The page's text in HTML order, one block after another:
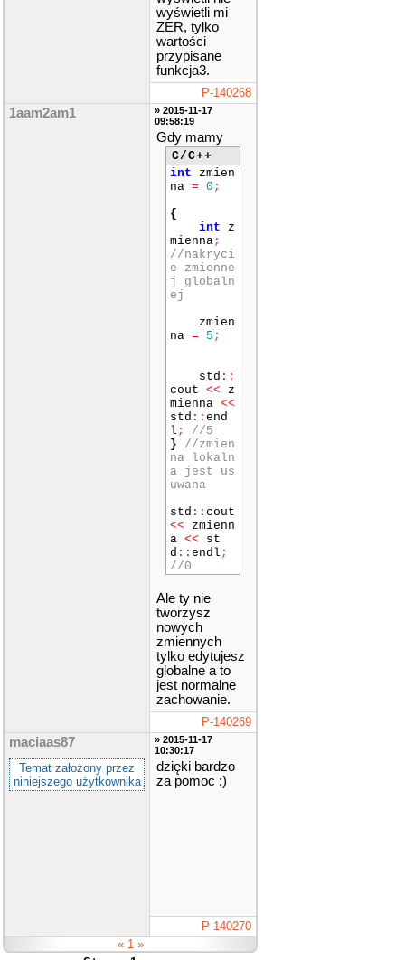
liczb
a2= 40
liczb
a3= 0.2
liczb
a4= 0.4;
znak1
= 'K';
znak2
=
'o';
cout
<<
"\nLic
zba1 = "
1
iczba2 =
" <<licz
ba2<<
"\nLiczba
3 = "
<<
liczba3
ba4 = " <
<liczba4
<<zn
ak1 <<
"\nZnak2
= "
<<zn
ak2 <<
dl ;
}
*********
*********
*********
*********
*********
*********
*********
*********
*********
voidfunk
cja2()
{
cout
<< "\nLic
zba1 = "
<<liczba
1<< "\nL
iczba2 =
" <<licz
ba2<<
ak1<<
"\nZnak2
wyświetli mi
ZER, tylko
wartości
przypisane
funkcja3.
P-140268
1aam2am1
» 2015-11-17
09:58:19
Gdy mamy
C/C++
int zmien
na = 0 ;
{
int z
mienna;
//nakryci
e zmienne
j globaln
ej
zmien
na = 5 ;
std ::
cout << z
mienna <<
std :: end
l ;
//5
}
//zmien
na lokaln
a jest us
uwana
std :: cout
<< zmienn
a << st
d :: endl ;
//0
Ale ty nie
tworzysz
nowych
zmiennych
tylko edytujesz
globalne a to
jest normalne
zachowanie.
P-140269
maciaas87
Temat założony przez
niniejszego użytkownika
» 2015-11-17
10:30:17
dzięki bardzo
za pomoc :)
P-140270
« 1 »